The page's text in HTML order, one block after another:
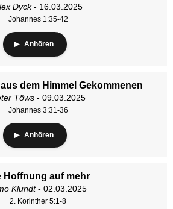
Dyck- 16.03.2025
Johannes 1:35-42
Anhören
dem Himmel Gekommenen
Töws- 09.03.2025
Johannes 3:31-36
Anhören
Hoffnung auf mehr
Klundt- 02.03.2025
2. Korinther 5:1-8